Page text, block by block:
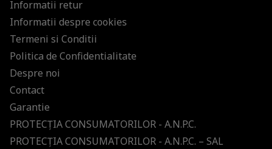
Informatii retur
Informatii despre cookies
Termeni si Conditii
Politica de Confidentialitate
Despre noi
Contact
Garantie
PROTECŢIA CONSUMATORILOR - A.N.P.C.
PROTECŢIA CONSUMATORILOR - A.N.P.C. – SAL